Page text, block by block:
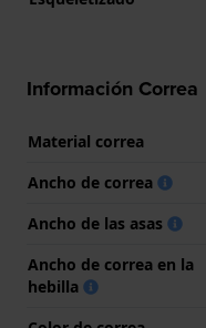
Información Correa
Material correa
Ancho de correa
Ancho de las asas
Ancho de correa en la
hebilla